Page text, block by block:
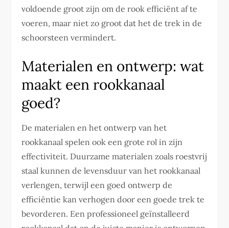
voldoende groot zijn om de rook efficiënt af te
voeren, maar niet zo groot dat het de trek in de
schoorsteen vermindert.
Materialen en ontwerp: wat
maakt een rookkanaal
goed?
De materialen en het ontwerp van het
rookkanaal spelen ook een grote rol in zijn
effectiviteit. Duurzame materialen zoals roestvrij
staal kunnen de levensduur van het rookkanaal
verlengen, terwijl een goed ontwerp de
efficiëntie kan verhogen door een goede trek te
bevorderen. Een professioneel geïnstalleerd